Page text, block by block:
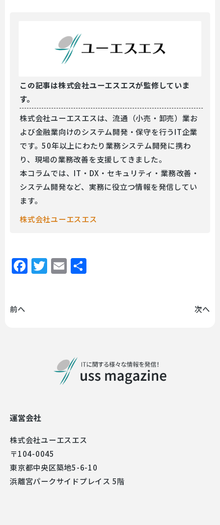
この記事は株式会社ユーエスエスが監修していま
す。
株式会社ユーエスエスは、流通（小売・卸売）業お
よび金融業向けのシステム開発・保守を行うIT企業
です。50年以上にわたり業務システム開発に携わ
り、現場の業務改善を支援してきました。
本コラムでは、IT・DX・セキュリティ・業務改善・
システム開発など、実務に役立つ情報を発信してい
ます。
株式会社ユーエスエス
Facebook
Twitter
Email
前へ 次へ
運営会社
株式会社ユーエスエス
〒104-0045
東京都中央区築地5-6-10
浜離宮パークサイドプレイス 5階